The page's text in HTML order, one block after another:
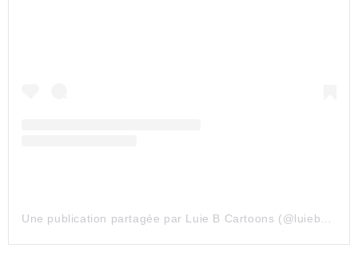
Une publication partagée par Luie B Cartoons (@luiebcartoons)